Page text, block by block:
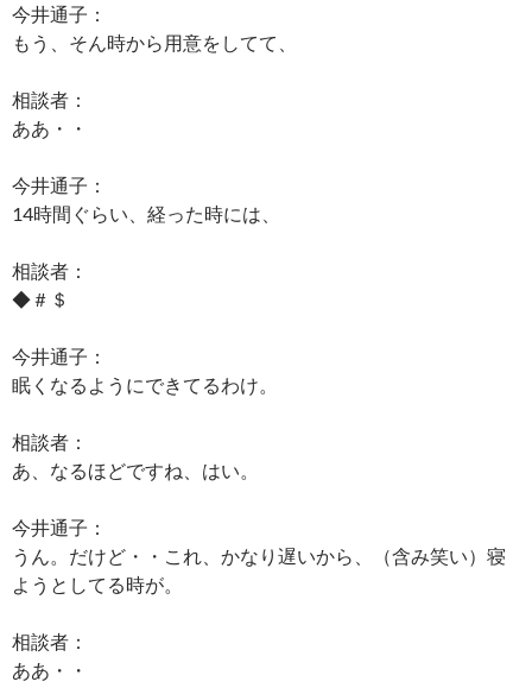
今井通子：
もう、そん時から用意をしてて、
相談者：
ああ・・
今井通子：
14時間ぐらい、経った時には、
相談者：
◆＃＄
今井通子：
眠くなるようにできてるわけ。
相談者：
あ、なるほどですね、はい。
今井通子：
うん。だけど・・これ、かなり遅いから、（含み笑い）寝
ようとしてる時が。
相談者：
ああ・・